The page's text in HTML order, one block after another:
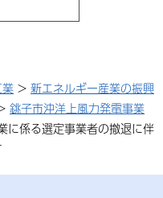
> 新エネルギー産業の振興
銚子市沖洋上風力発電事業
に係る選定事業者の撤退に伴